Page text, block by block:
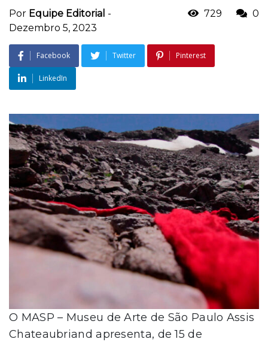
Por Equipe Editorial -
Dezembro 5, 2023
729 0
Facebook Twitter Pinterest
LinkedIn
O MASP – Museu de Arte de São Paulo Assis
Chateaubriand apresenta, de 15 de